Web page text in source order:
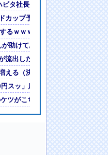
・・・
ることを精一杯頑張ります」
ｗｗｗｗｗｗ
タ社長が「売上金戻して」指示
カップ予選での審判への性接待
るｗｗｗｗｗｗ
助けてあげたらええやろw」
流出した結果・・・
える（決壊危機」中国ダム「
スッ」店員「あの…？」ワイ「
ツがこちらｗｗｗｗｗｗｗ